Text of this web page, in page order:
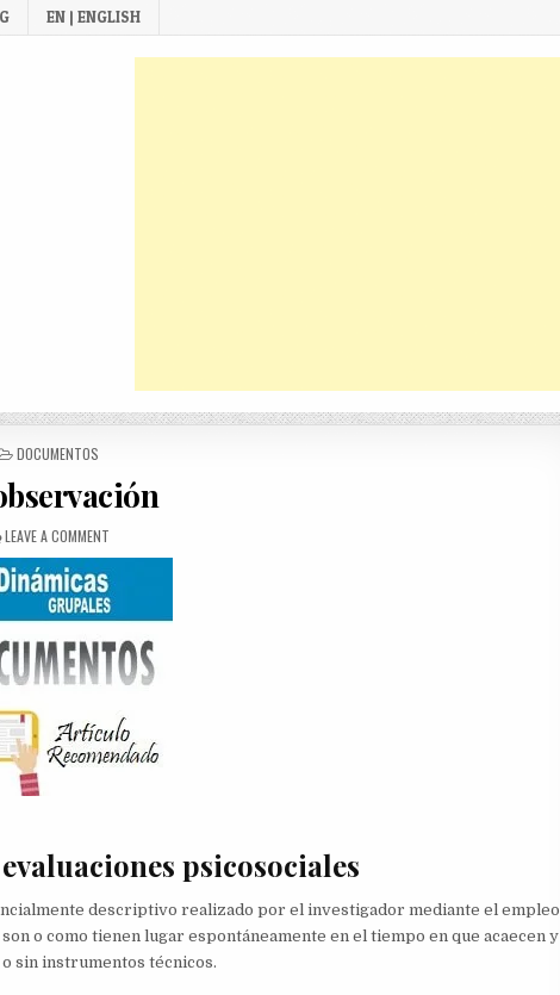
EN | ENGLISH
POSTED
DOCUMENTOS
LEAVE A COMMENTON
LA
OBSERVACIÓN
psicosociales
descriptivo realizado por el investigador mediante el empleo
o como tienen lugar espontáneamente en el tiempo en que acaecen y
sin instrumentos técnicos.